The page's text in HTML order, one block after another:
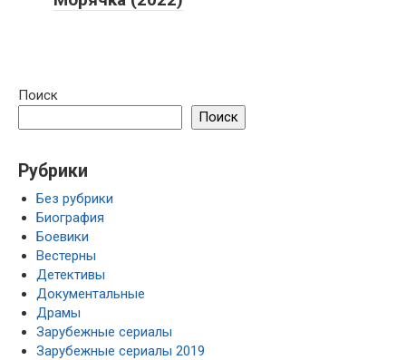
Поиск
Поиск
Рубрики
Без рубрики
Биография
Боевики
Вестерны
Детективы
Документальные
Драмы
Зарубежные сериалы
Зарубежные сериалы 2019